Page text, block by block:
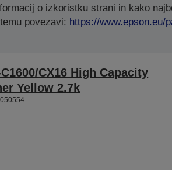
o izkoristku strani in kako
povezavi: https://www.epson.eu/
CX16 High Capacity
Yellow 2.7k